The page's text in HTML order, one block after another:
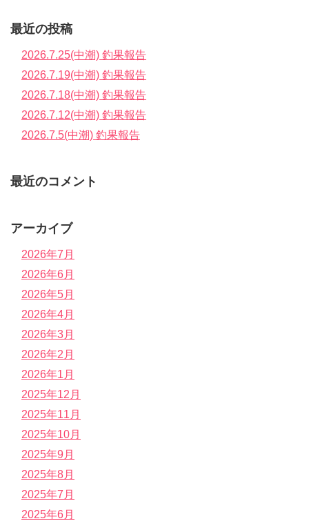
最近の投稿
2026.7.25(中潮) 釣果報告
2026.7.19(中潮) 釣果報告
2026.7.18(中潮) 釣果報告
2026.7.12(中潮) 釣果報告
2026.7.5(中潮) 釣果報告
最近のコメント
アーカイブ
2026年7月
2026年6月
2026年5月
2026年4月
2026年3月
2026年2月
2026年1月
2025年12月
2025年11月
2025年10月
2025年9月
2025年8月
2025年7月
2025年6月